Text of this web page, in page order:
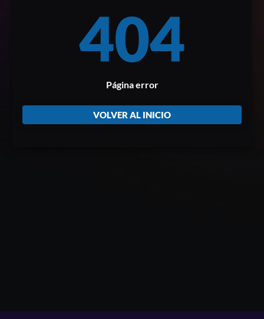
404
Página error
VOLVER AL INICIO